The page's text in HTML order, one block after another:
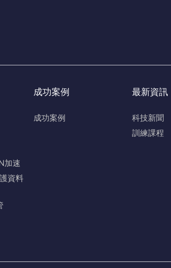
加速
資料
成功案例
成功案例
最新資訊
科技新聞
訓練課程